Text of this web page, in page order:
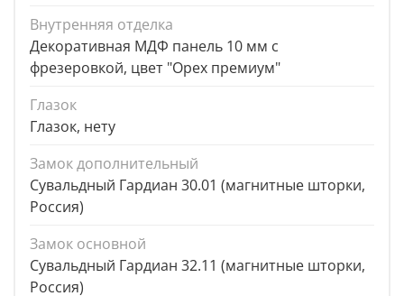
Внутренняя отделка
Декоративная МДФ панель 10 мм с
фрезеровкой, цвет "Орех премиум"
Глазок
Глазок, нету
Замок дополнительный
Сувальдный Гардиан 30.01 (магнитные шторки,
Россия)
Замок основной
Сувальдный Гардиан 32.11 (магнитные шторки,
Россия)